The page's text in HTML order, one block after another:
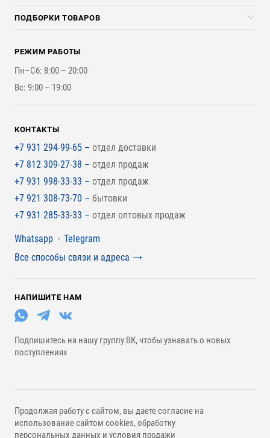
Доставка и разгрузка
Оплата и Возврат
Наши работы
Погонажные изделия
Брикеты, Дрова, Стружка
Стройматериалы
Инструменты
ПОДБОРКИ ТОВАРОВ
Для бутерброда стены
Для наружной отделки
Для покрытия крыши
РЕЖИМ РАБОТЫ
Пн–Сб: 8:00 – 20:00
Вс: 9:00 – 19:00
КОНТАКТЫ
+7 931 294-99-65 – отдел доставки
+7 812 309-27-38 – отдел продаж
+7 931 998-33-33 – отдел продаж
+7 921 308-73-70 – бытовки
+7 931 285-33-33 – отдел оптовых продаж
Мессенджеры
Whatsapp
Telegram
Все способы связи и адреса
НАПИШИТЕ НАМ
Подпишитесь на нашу группу ВК, чтобы узнавать о новых
поступлениях
Продолжая работу с сайтом, вы даете согласие на
использование сайтом cookies, обработку
персональных данных и условия продажи